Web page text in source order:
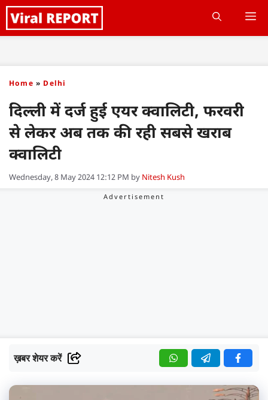
Skip
to
Home » Delhi
दिल्ली में दर्ज हुई एयर क्वालिटी, फरवरी
से लेकर अब तक की रही सबसे खराब
क्वालिटी
Wednesday, 8 May 2024 12:12 PM by Nitesh Kush
ख़बर शेयर करें